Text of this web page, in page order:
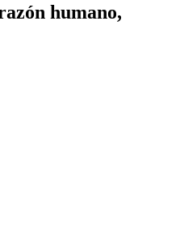
humano,